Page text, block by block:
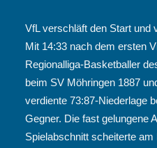
VfL verschläft den Start und
Mit 14:33 nach dem ersten
Regionalliga-Basketballer
beim SV Möhringen 1887
verdiente 73:87-Niederlage
Gegner. Die fast gelungene
Spielabschnitt scheiterte